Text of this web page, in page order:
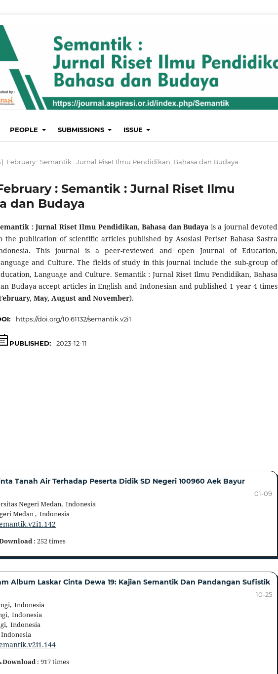
PEOPLE SUBMISSIONS ISSUE
February : Semantik : Jurnal Riset Ilmu Pendidikan, Bahasa dan Budaya
: Semantik : Jurnal Riset Ilmu
dan Budaya
: Jurnal Riset Ilmu Pendidikan, Bahasa dan Budaya is a journal devoted
the publication of scientific articles published by Asosiasi Periset Bahasa Sastra
This journal is a peer-reviewed and open Journal of Education,
and Culture. The fields of study in this journal include the sub-group of
Language and Culture. Semantik : Jurnal Riset Ilmu Pendidikan, Bahasa
Budaya accept articles in English and Indonesian and published 1 year 4 times
May, August and November).
https://doi.org/10.61132/semantik.v2i1
PUBLISHED: 2023-12-11
Tanah Air Terhadap Peserta Didik SD Negeri 100960 Aek Bayur
Negeri Medan, Indonesia
Medan , Indonesia
01-09
: 252 times
Album Laskar Cinta Dewa 19: Kajian Semantik Dan Pandangan Sufistik
Indonesia
Indonesia
Indonesia
10-25
Download: 917 times